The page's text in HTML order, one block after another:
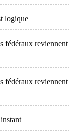
logique
fédéraux reviennent
fédéraux reviennent